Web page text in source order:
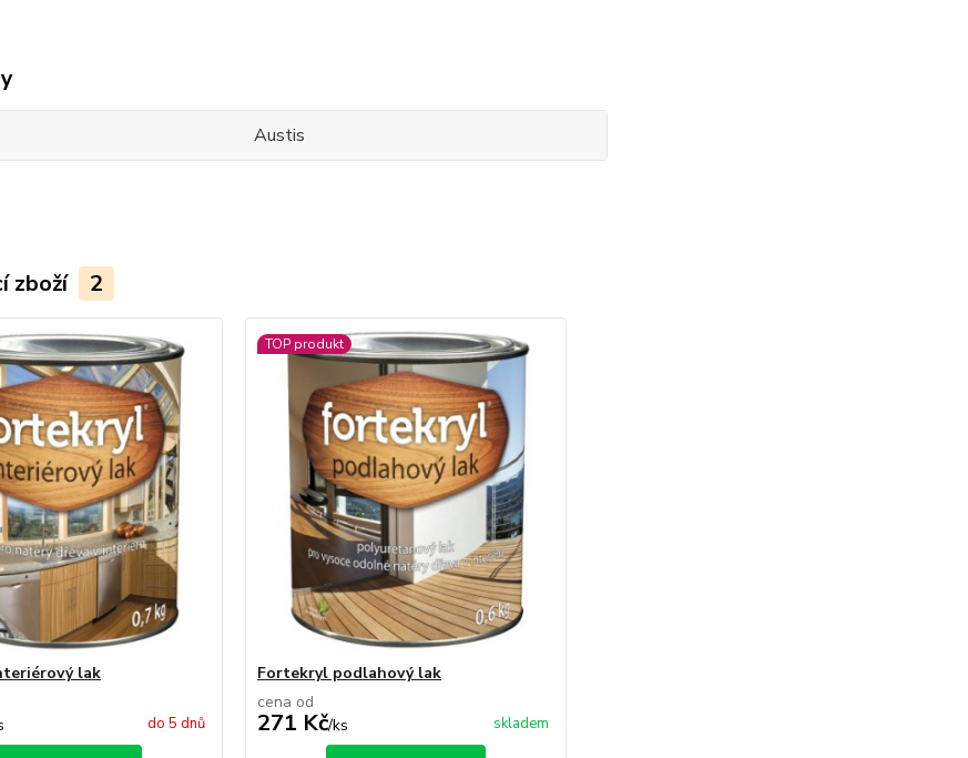
Austis
zboží 2
lak
do 5 dnů
TOP produkt
Fortekryl podlahový lak
cena od
271 Kč/ks skladem